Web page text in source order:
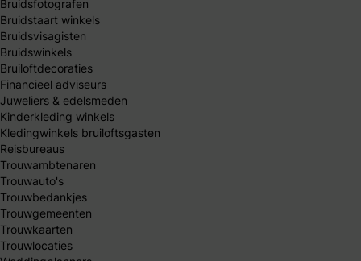
Bruidsfotografen
Bruidstaart winkels
Bruidsvisagisten
Bruidswinkels
Bruiloftdecoraties
Financieel adviseurs
Juweliers & edelsmeden
Kinderkleding winkels
Kledingwinkels bruiloftsgasten
Reisbureaus
Trouwambtenaren
Trouwauto's
Trouwbedankjes
Trouwgemeenten
Trouwkaarten
Trouwlocaties